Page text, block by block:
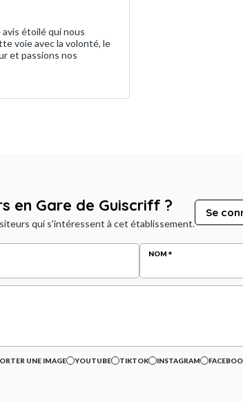
étoilé qui nous
voie avec la volonté, le
et passions nos
en Gare de Guiscriff ?
qui s'intéressent à cet établissement.
Se
NOM
UNE IMAGE YOUTUBE TIKTOK INSTAGRAM